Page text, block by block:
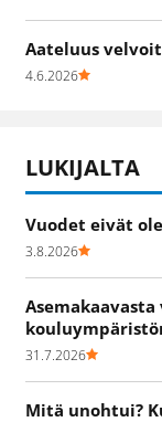
Aateluus
4.6.2026
LUKIJALTA
Vuodet eivät
3.8.2026
31.7.2026
Mitä unohtui?